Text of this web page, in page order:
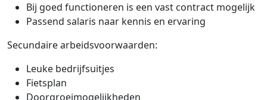
Bij goed functioneren is een vast contract mogelijk
Passend salaris naar kennis en ervaring
Secundaire arbeidsvoorwaarden:
Leuke bedrijfsuitjes
Fietsplan
Doorgroeimogelijkheden